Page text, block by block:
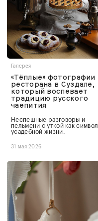
Галерея
«Тёплые» фотографии
ресторана в Суздале,
который воспевает
традицию русского
чаепития
Неспешные разговоры и
пельмени с уткой как символ
усадебной жизни.
31 мая 2026